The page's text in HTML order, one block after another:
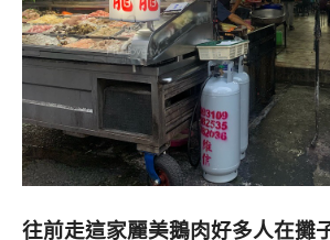
往前走這家麗美鵝肉好多人在攤